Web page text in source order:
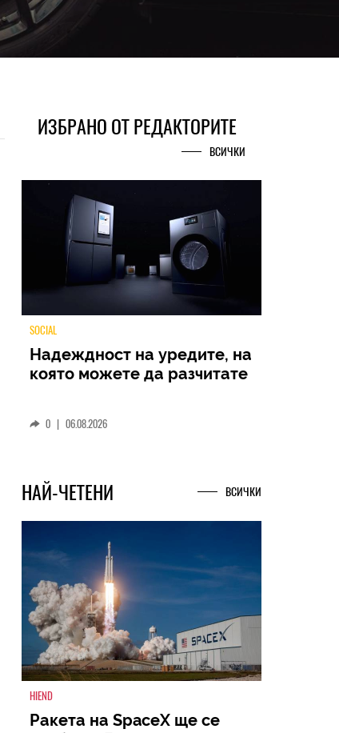
ИЗБРАНО ОТ РЕДАКТОРИТЕ
ВСИЧКИ
TECH
Ultra – ново име, познато
НАЙ-ЧЕТЕНИ